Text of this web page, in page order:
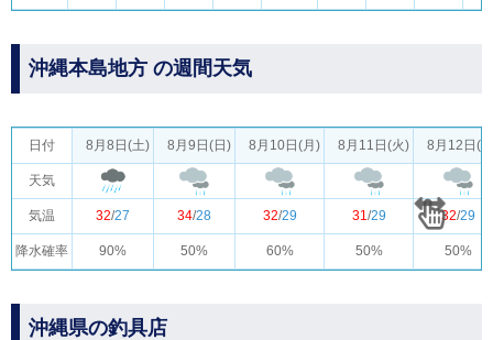
沖縄本島地方 の週間天気
日付
天気
気温
降水確率
8月8日(土) 8月9日(日) 8月10日(月) 8月11日(火) 8月12日(
32/27 34/28 32/29 31/29 32/29
90% 50% 60% 50% 50%
沖縄県の釣具店